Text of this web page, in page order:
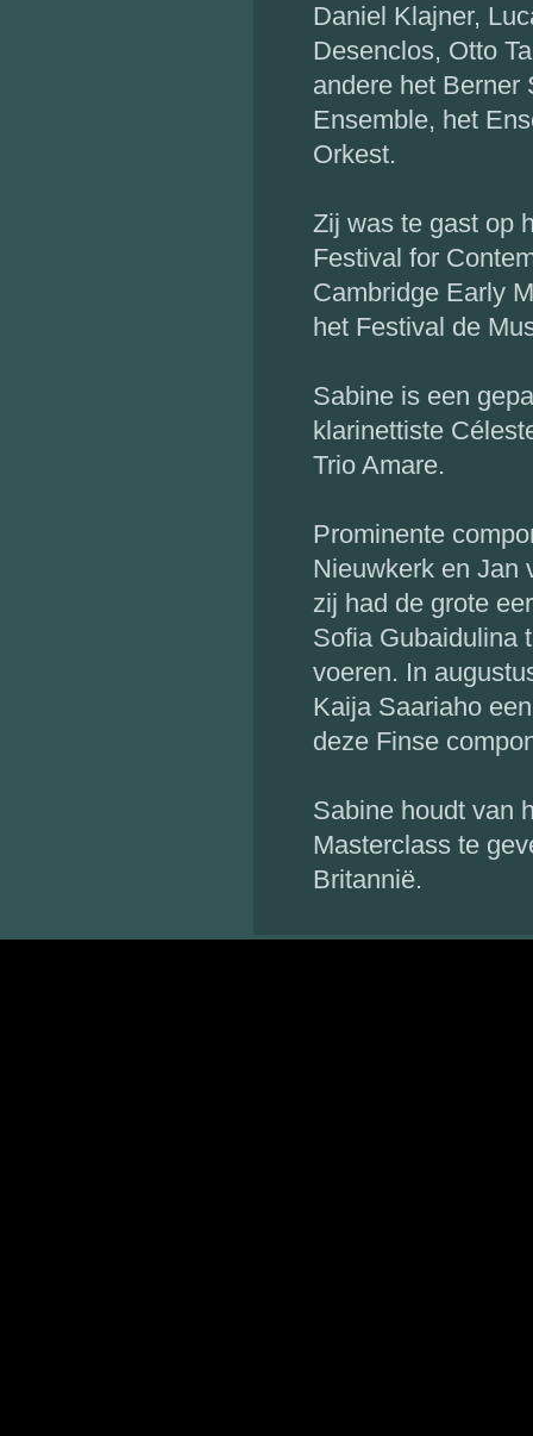
Daniel Klajner,
Desenclos, Otto
andere het Berner
Ensemble, het
Orkest.
Zij was te gast op
Festival for
Cambridge Early
het Festival de
Sabine is een
klarinettiste
Trio Amare.
Prominente
Nieuwkerk en Jan
zij had de grote
Sofia Gubaidulina
voeren. In
Kaija Saariaho
deze Finse
Sabine houdt van
Masterclass te
Britannië.